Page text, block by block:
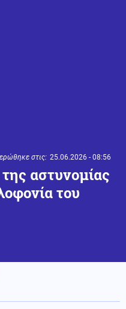
στις: 25.06.2026 - 08:56
αστυνομίας
του